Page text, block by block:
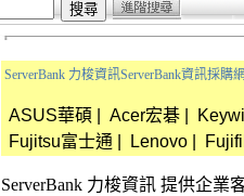
ServerBank 力梭資訊ServerBank資訊採購
ASUS華碩 Acer宏碁
Fujitsu富士通
Lenovo
ServerBank 力梭資訊 提供企業